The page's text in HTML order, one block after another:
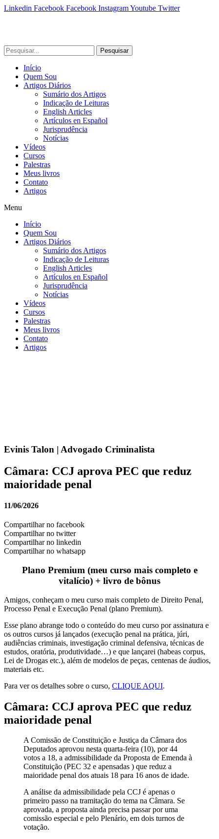
Linkedin Facebook Facebook InstagramYoutube Twitter
Pesquisar
Início
Quem Sou
Artigos Diários
Sumário dos Artigos
Indicação de Leituras
English Articles
Artículos en Español
Jurisprudência
Notícias
Vídeos
Cursos
Palestras
Meus livros
Contato
Artigos
Menu
Início
Quem Sou
Artigos Diários
Sumário dos Artigos
Indicação de Leituras
English Articles
Artículos en Español
Jurisprudência
Notícias
Vídeos
Cursos
Palestras
Meus livros
Contato
Artigos
Evinis Talon | Advogado Criminalista
Câmara: CCJ aprova PEC que reduz
maioridade penal
11/06/2026
Compartilhar no facebook
Compartilhar no twitter
Compartilhar no linkedin
Compartilhar no whatsapp
Plano Premium (meu curso mais completo e
vitalício) + livro de bônus
Amigos, conheçam o meu curso mais completo de Direito Penal,
Processo Penal e Execução Penal (plano Premium).
Esse plano abrange todo o conteúdo do meu curso por assinatura e
os outros cursos já lançados (execução penal na prática, júri,
audiências criminais, investigação criminal defensiva, técnicas de
estudos, oratória, produtividade…) e que lançarei (habeas corpus,
Lei de Drogas etc.), além de modelos de peças, centenas de áudios,
materiais etc.
Para ver os detalhes sobre o curso, CLIQUE AQUI.
Câmara: CCJ aprova PEC que reduz
maioridade penal
A Comissão de Constituição e Justiça da Câmara dos
Deputados aprovou nesta quarta-feira (10), por 44
votos a 18, a admissibilidade da Proposta de Emenda à
Constituição (PEC 32 e apensadas ) que reduz a
maioridade penal dos atuais 18 para 16 anos de idade.
A análise da admissibilidade pela CCJ é apenas o
primeiro passo na tramitação do tema na Câmara. Se
aprovada, a proposta ainda precisa passar por uma
comissão especial e pelo Plenário, em dois turnos de
votação.